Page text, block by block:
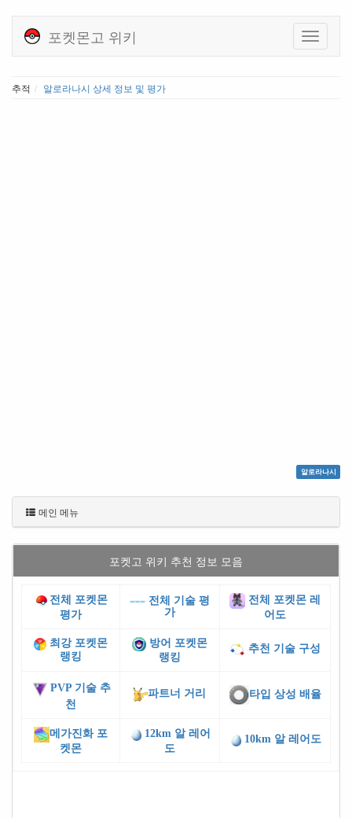
포켓몬고 위키
추적 알로라나시 상세 정보 및 평가
알로라나시
메인 메뉴
포켓고 위키 추천 정보 모음
전체 포켓몬
평가
전체 기술 평
가
전체 포켓몬 레
어도
최강 포켓몬
랭킹
방어 포켓몬
랭킹
추천 기술 구성
PVP 기술 추
천
파트너 거리 타입 상성 배율
메가진화 포
켓몬
12km 알 레어
도
10km 알 레어도